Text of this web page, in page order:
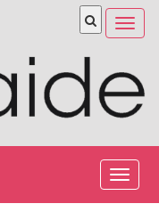
Abrir
menú
ireki